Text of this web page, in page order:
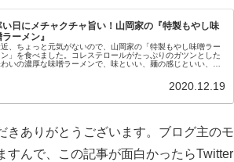
い日にメチャクチャ旨い！山岡家の『特製もやし味
ーメン』
、ちょっと元気がないので、山岡家の「特製もやし味噌ラー
ン」を食べました。コレステロールがたっぷりのガツンとした
いの濃厚な味噌ラーメンで、味といい、麺の感じといい、私
2020.12.19
きありがとうございます。ブログ主のモ
すんで、この記事が面白かったらTwitter